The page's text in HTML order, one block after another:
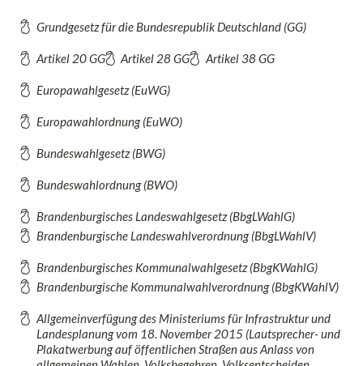
Grundgesetz für die Bundesrepublik Deutschland (GG)
Artikel 20 GG Artikel 28 GG Artikel 38 GG
Europawahlgesetz (EuWG)
Europawahlordnung (EuWO)
Bundeswahlgesetz (BWG)
Bundeswahlordnung (BWO)
Brandenburgisches Landeswahlgesetz (BbgLWahlG)
Brandenburgische Landeswahlverordnung (BbgLWahlV)
Brandenburgisches Kommunalwahlgesetz (BbgKWahlG)
Brandenburgische Kommunalwahlverordnung (BbgKWahlV)
Allgemeinverfügung des Ministeriums für Infrastruktur und
Landesplanung vom 18. November 2015 (Lautsprecher- und
Plakatwerbung auf öffentlichen Straßen aus Anlass von